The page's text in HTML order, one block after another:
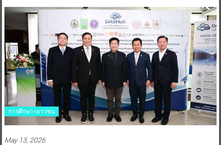
การศึกษา-เยาวชน
May 13, 2026